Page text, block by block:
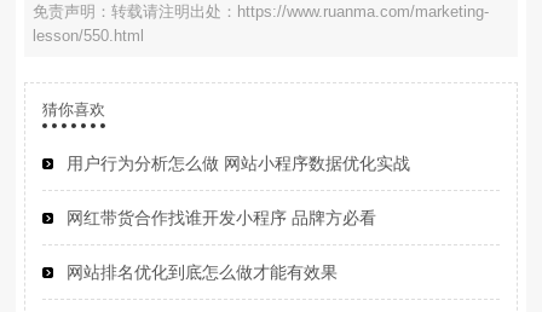
免责声明：转载请注明出处：https://www.ruanma.com/marketing-
lesson/550.html
猜你喜欢
用户行为分析怎么做 网站小程序数据优化实战
网红带货合作找谁开发小程序 品牌方必看
网站排名优化到底怎么做才能有效果